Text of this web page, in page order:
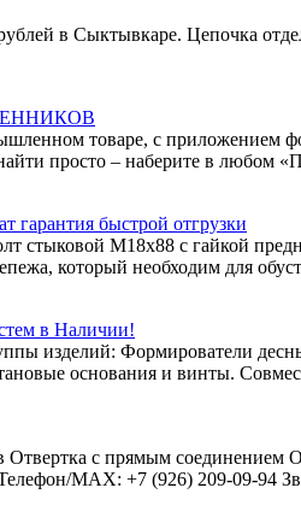
в Сыктывкаре. Цепочка
товаре, с приложением
просто – наберите в
быстрой отгрузки
стыковой М18х88 с гайкой
который необходим для
в Наличии!
изделий: Формирователи
основания и винты.
с прямым соединением
МАХ: +7 (926) 209-09-94